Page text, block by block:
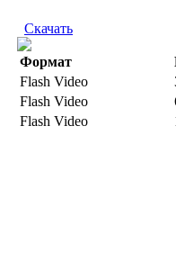
Скачать
Формат
Flash Video
Flash Video
Flash Video